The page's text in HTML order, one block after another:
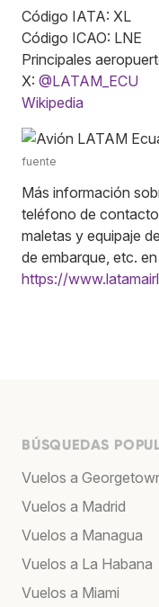
Código IATA: XL
Código ICAO: LNE
Principales
X: @LATAM_ECU
Wikipedia
fuente
Más información
teléfono de
maletas y equipaje
de embarque, etc.
https://
BÚSQUEDAS
Vuelos a
Vuelos a Madrid
Vuelos a Managua
Vuelos a La Habana
Vuelos a Miami